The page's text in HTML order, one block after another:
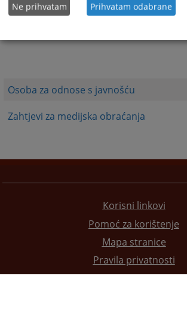
Osoba za odnose s javnošću
Zahtjevi za medijska obraćanja
Korisni linkovi
Pomoć za korištenje
Mapa stranice
Pravila privatnosti
Ne prihvatam Prihvatam odabrane